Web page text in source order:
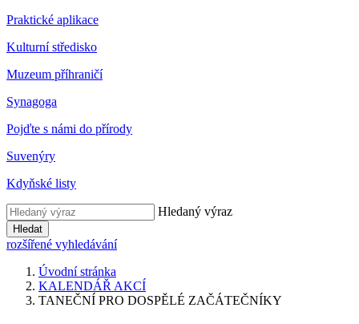
Praktické aplikace
Kulturní středisko
Muzeum příhraničí
Synagoga
Pojďte s námi do přírody
Suvenýry
Kdyňské listy
Hledaný výraz
Hledat
rozšířené vyhledávání
Úvodní stránka
KALENDÁŘ AKCÍ
TANEČNÍ PRO DOSPĚLÉ ZAČÁTEČNÍKY